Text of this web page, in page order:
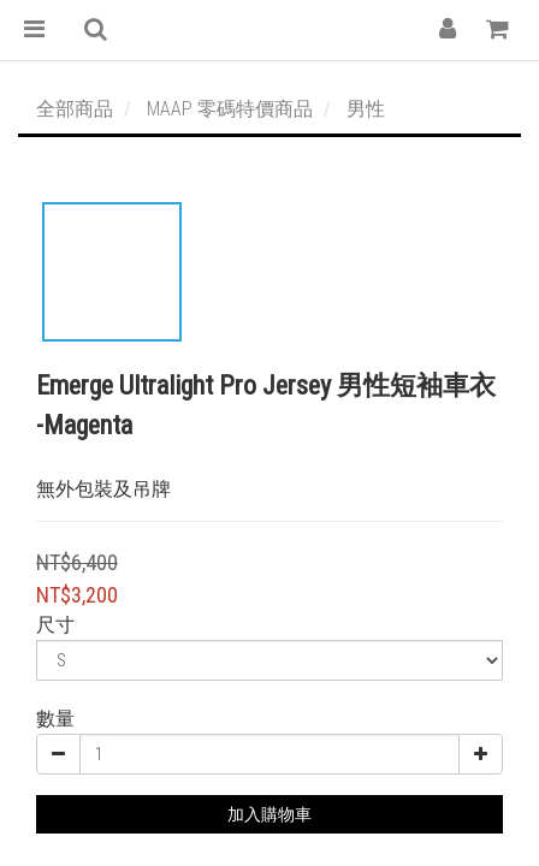
全部商品 MAAP 零碼特價商品 男性
Emerge Ultralight Pro Jersey 男性短袖車衣
-Magenta
無外包裝及吊牌
NT$6,400
NT$3,200
尺寸
數量
加入購物車